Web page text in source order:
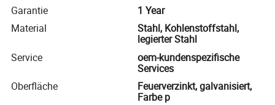
Garantie
1 Year
Material
Stahl, Kohlenstoffstahl,
legierter Stahl
Service
oem-kundenspezifische
Services
Oberfläche
Feuerverzinkt, galvanisiert,
Farbe p